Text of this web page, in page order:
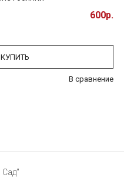
600р.
КУПИТЬ
В сравнение
Сад"